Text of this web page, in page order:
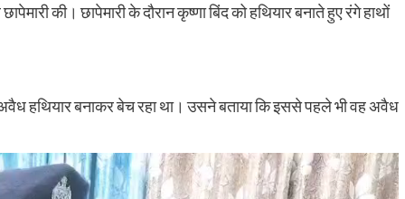
की। छापेमारी के दौरान कृष्णा बिंद को हथियार बनाते हुए रंगे हाथों
हथियार बनाकर बेच रहा था। उसने बताया कि इससे पहले भी वह अवैध
Nalanda Tourism
बारिश से लहलहाए खेत; इस बार रिकॉर्ड उत्पादन की
उम्मीद